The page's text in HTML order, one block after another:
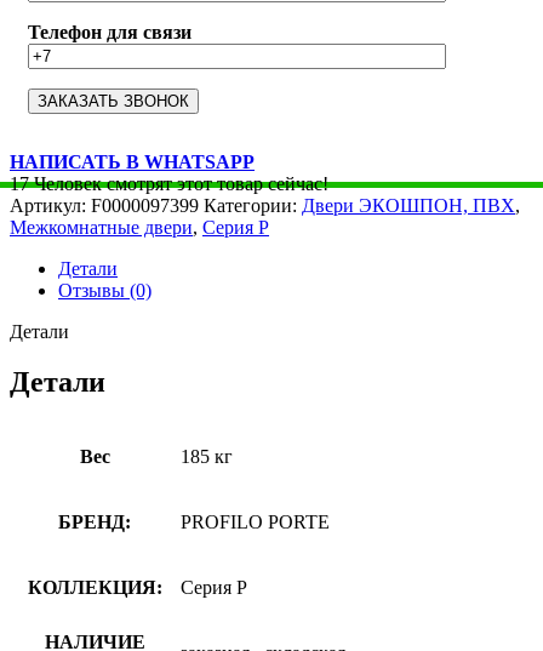
Телефон для связи
НАПИСАТЬ В WHATSAPP
17 Человек смотрят этот товар сейчас!
Артикул: F0000097399 Категории: Двери ЭКОШПОН, ПВХ,
Межкомнатные двери, Серия P
Детали
Отзывы (0)
Детали
Детали
Вес 185 кг
БРЕНД: PROFILO PORTE
КОЛЛЕКЦИЯ: Серия P
НАЛИЧИЕ